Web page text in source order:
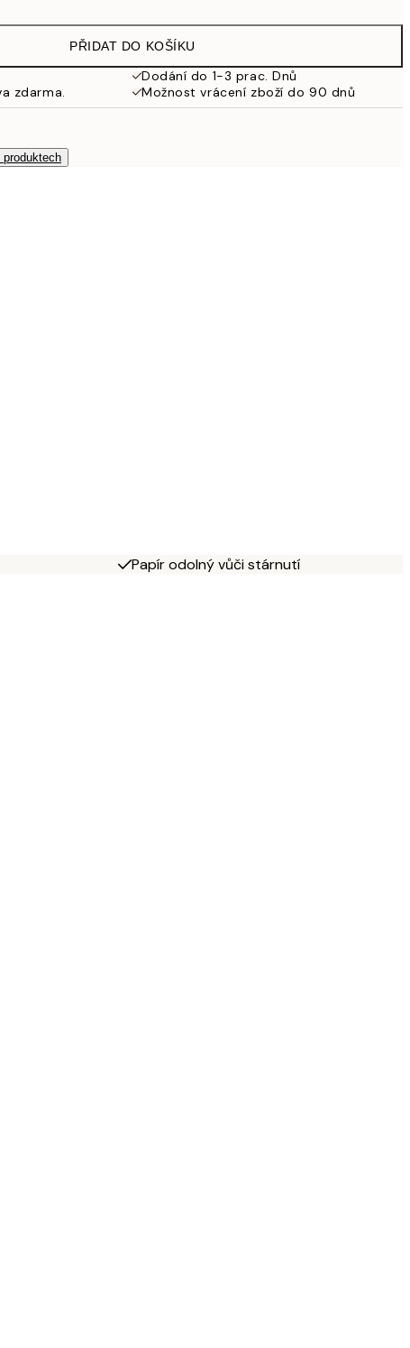
925 Kč
PŘIDAT DO KOŠÍKU
Dodání do 1-3 prac. Dnů
zdarma.
Možnost vrácení zboží do 90 dnů
Papír odolný vůči stárnutí